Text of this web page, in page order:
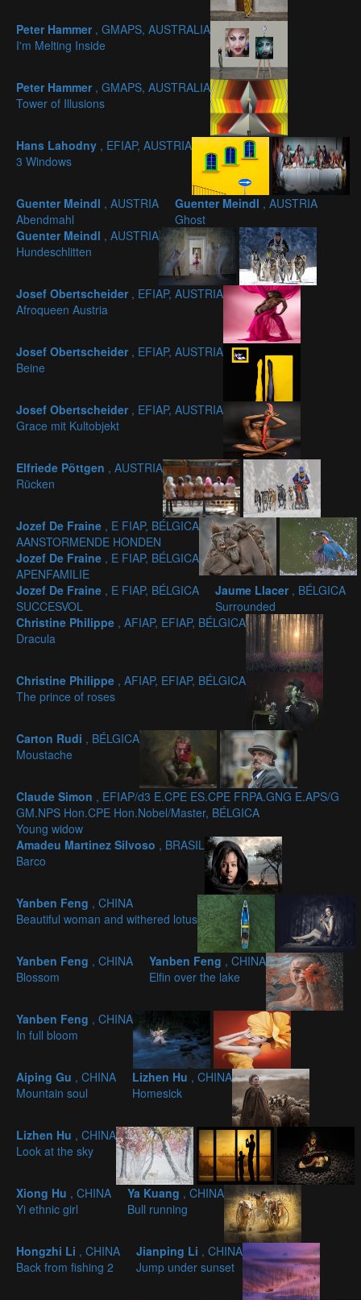
Peter Hammer , GMAPS, AUSTRALIA
I'm Melting Inside
Peter Hammer , GMAPS, AUSTRALIA
Tower of Illusions
Hans Lahodny , EFIAP, AUSTRIA
3 Windows
Guenter Meindl , AUSTRIA
Abendmahl
Guenter Meindl , AUSTRIA
Ghost
Guenter Meindl , AUSTRIA
Hundeschlitten
Josef Obertscheider , EFIAP, AUSTRIA
Afroqueen Austria
Josef Obertscheider , EFIAP, AUSTRIA
Beine
Josef Obertscheider , EFIAP, AUSTRIA
Grace mit Kultobjekt
Elfriede Pöttgen , AUSTRIA
Rücken
Jozef De Fraine , E FIAP, BÉLGICA
AANSTORMENDE HONDEN
Jozef De Fraine , E FIAP, BÉLGICA
APENFAMILIE
Jozef De Fraine , E FIAP, BÉLGICA
SUCCESVOL
Jaume Llacer , BÉLGICA
Surrounded
Christine Philippe , AFIAP, EFIAP, BÉLGICA
Dracula
Christine Philippe , AFIAP, EFIAP, BÉLGICA
The prince of roses
Carton Rudi , BÉLGICA
Moustache
Claude Simon , EFIAP/d3 E.CPE ES.CPE FRPA.GNG E.APS/G
GM.NPS Hon.CPE Hon.Nobel/Master, BÉLGICA
Young widow
Amadeu Martinez Silvoso , BRASIL
Barco
Yanben Feng , CHINA
Beautiful woman and withered lotus
Yanben Feng , CHINA
Blossom
Yanben Feng , CHINA
Elfin over the lake
Yanben Feng , CHINA
In full bloom
Aiping Gu , CHINA
Mountain soul
Lizhen Hu , CHINA
Homesick
Lizhen Hu , CHINA
Look at the sky
Xiong Hu , CHINA
Yi ethnic girl
Ya Kuang , CHINA
Bull running
Hongzhi Li , CHINA
Back from fishing 2
Jianping Li , CHINA
Jump under sunset